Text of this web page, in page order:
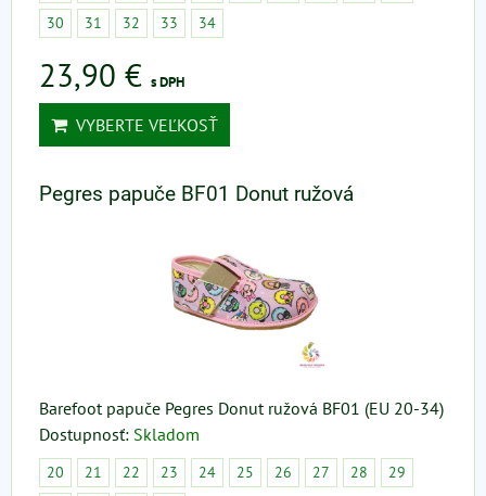
30
31 32 33 34
23,90 € s DPH
VYBERTE VEĽKOSŤ
Pegres papuče BF01 Donut ružová
Barefoot papuče Pegres Donut ružová BF01 (EU 20-34)
Dostupnosť: Skladom
20 21 22 23 24 25 26 27 28
29